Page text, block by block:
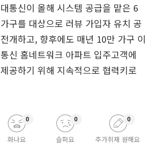
통신이 올해 시스템 공급을 맡은 6
구를 대상으로 러뷰 가입자 유치 공
개하고, 향후에도 매년 10만 가구 이
신 홈네트워크 아파트 입주고객에
공하기 위해 지속적으로 협력키로
화나요
0
슬퍼요
0
추가취재 원해요
0